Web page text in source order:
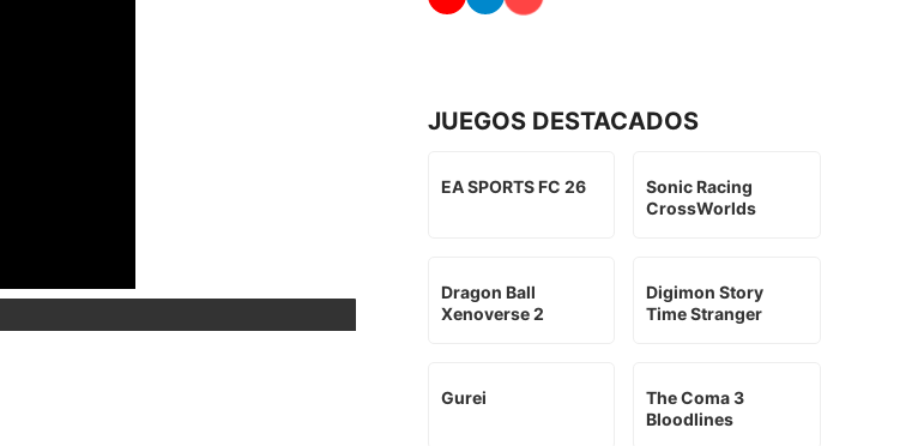
JUEGOS DESTACADOS
EA SPORTS FC 26
Sonic Racing
CrossWorlds
Dragon Ball
Xenoverse 2
Digimon Story
Time Stranger
Gurei
The Coma 3
Bloodlines